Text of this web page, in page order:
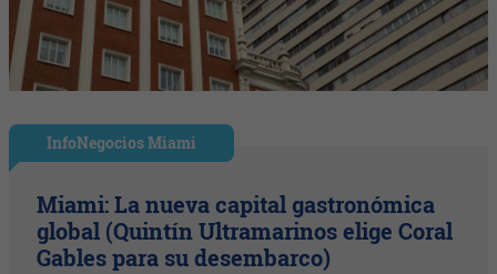
InfoNegocios Miami
Miami: La nueva capital gastronómica
global (Quintín Ultramarinos elige Coral
Gables para su desembarco)